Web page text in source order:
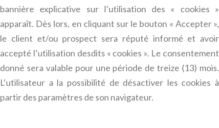
bannière explicative sur l’utilisation des « cookies »
apparaît. Dès lors, en cliquant sur le bouton « Accepter »,
le client et/ou prospect sera réputé informé et avoir
accepté l’utilisation desdits « cookies ». Le consentement
donné sera valable pour une période de treize (13) mois.
L’utilisateur a la possibilité de désactiver les cookies à
partir des paramètres de son navigateur.